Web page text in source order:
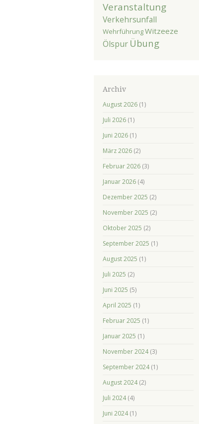
Veranstaltung
Verkehrsunfall
WehrführungWitzeeze
Ölspur Übung
Archiv
August 2026(1)
Juli 2026(1)
Juni 2026(1)
März 2026(2)
Februar 2026(3)
Januar 2026(4)
Dezember 2025 (2)
November 2025 (2)
Oktober 2025 (2)
September 2025 (1)
August 2025 (1)
Juli 2025 (2)
Juni 2025 (5)
April 2025 (1)
Februar 2025 (1)
Januar 2025 (1)
November 2024(3)
September 2024(1)
August 2024(2)
Juli 2024(4)
Juni 2024(1)